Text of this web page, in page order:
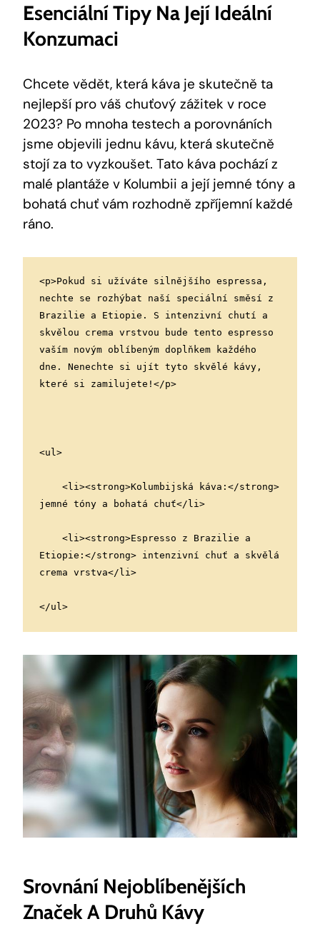
Esenciální‌ Tipy Na Její Ideální
Konzumaci
Chcete vědět, která ⁢káva je skutečně ta
nejlepší pro váš ‌chuťový zážitek v roce
2023? Po mnoha testech a porovnáních
jsme objevili jednu kávu, která ‍skutečně
stojí‌ za to vyzkoušet. Tato káva pochází z
malé⁢ plantáže‌ v Kolumbii a její jemné tóny a
bohatá chuť vám rozhodně zpříjemní‌ každé
⁢ráno.
<p>Pokud si užíváte silnějšího espressa,
nechte se rozhýbat naší speciální směsí z
Brazilie a Etiopie. S intenzivní chutí a
skvělou crema vrstvou bude tento espresso
vaším novým oblíbeným doplňkem každého
dne. Nenechte si ujít tyto skvělé kávy,
které si zamilujete!</p>
<ul>
jemné tóny a bohatá chuť</li>
Etiopie:</strong> intenzivní chuť a skvělá
crema vrstva</li>
</ul>
Srovnání Nejoblíbenějších
Značek A ⁤druhů Kávy